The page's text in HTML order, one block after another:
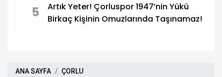
5
Artık Yeter! Çorluspor 1947’nin Yükü
Birkaç Kişinin Omuzlarında Taşınamaz!
ANA SAYFA
ÇORLU